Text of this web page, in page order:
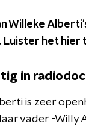
Willeke
Luister het hier
in
is zeer
vader -Willy